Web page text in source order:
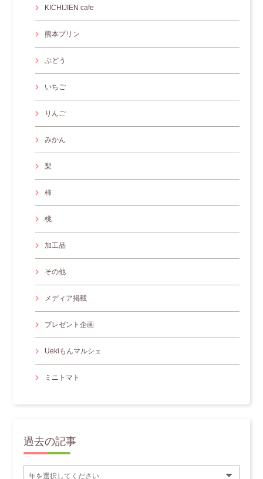
KICHIJIEN cafe
熊本プリン
ぶどう
いちご
りんご
みかん
梨
柿
桃
加工品
その他
メディア掲載
プレゼント企画
Uekiもんマルシェ
ミニトマト
過去の記事